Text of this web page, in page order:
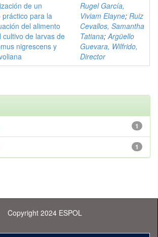
de un
práctico para la
del alimento
cultivo de larvas de
nigrescens y
Rugel García,
Viviam Elayne; Ruiz
Cevallos, Samantha
Tatiana;Argüello
Guevara, Wilfrido,
Director
1
1
Copyright 2024 ESPOL